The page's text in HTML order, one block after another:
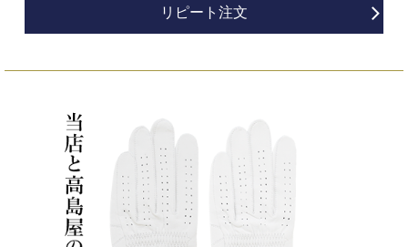
リピート注文